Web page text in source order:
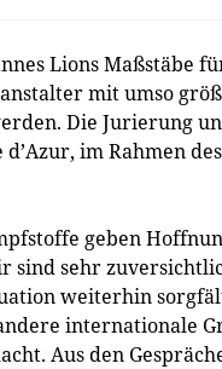
Lions Maßstäbe
mit umso
Die Jurierung
im Rahmen
geben
sehr
weiterhin
internationale
Aus den